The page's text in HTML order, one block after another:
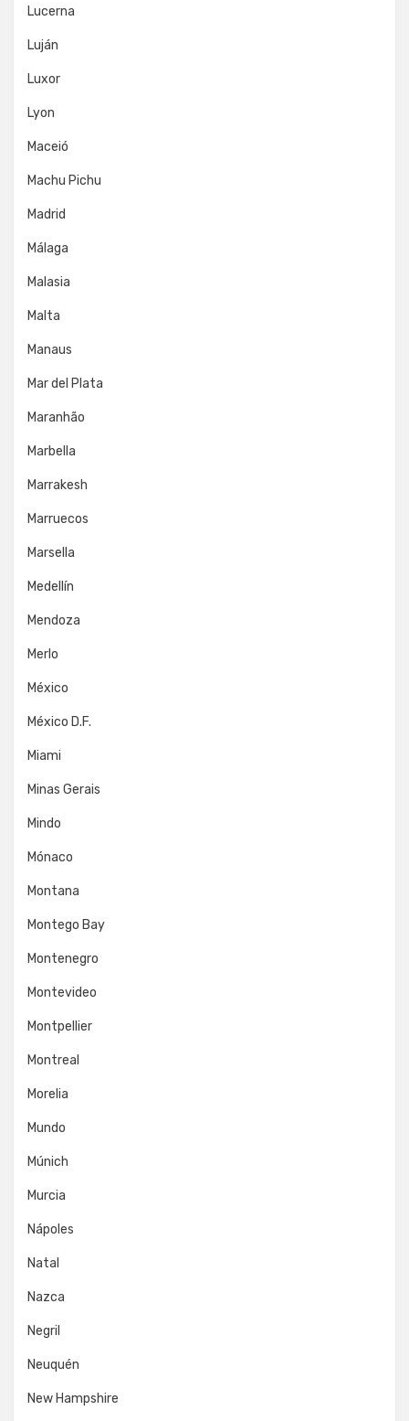
Lucerna
Luján
Luxor
Lyon
Maceió
Machu Pichu
Madrid
Málaga
Malasia
Malta
Manaus
Mar del Plata
Maranhão
Marbella
Marrakesh
Marruecos
Marsella
Medellín
Mendoza
Merlo
México
México D.F.
Miami
Minas Gerais
Mindo
Mónaco
Montana
Montego Bay
Montenegro
Montevideo
Montpellier
Montreal
Morelia
Mundo
Múnich
Murcia
Nápoles
Natal
Nazca
Negril
Neuquén
New Hampshire